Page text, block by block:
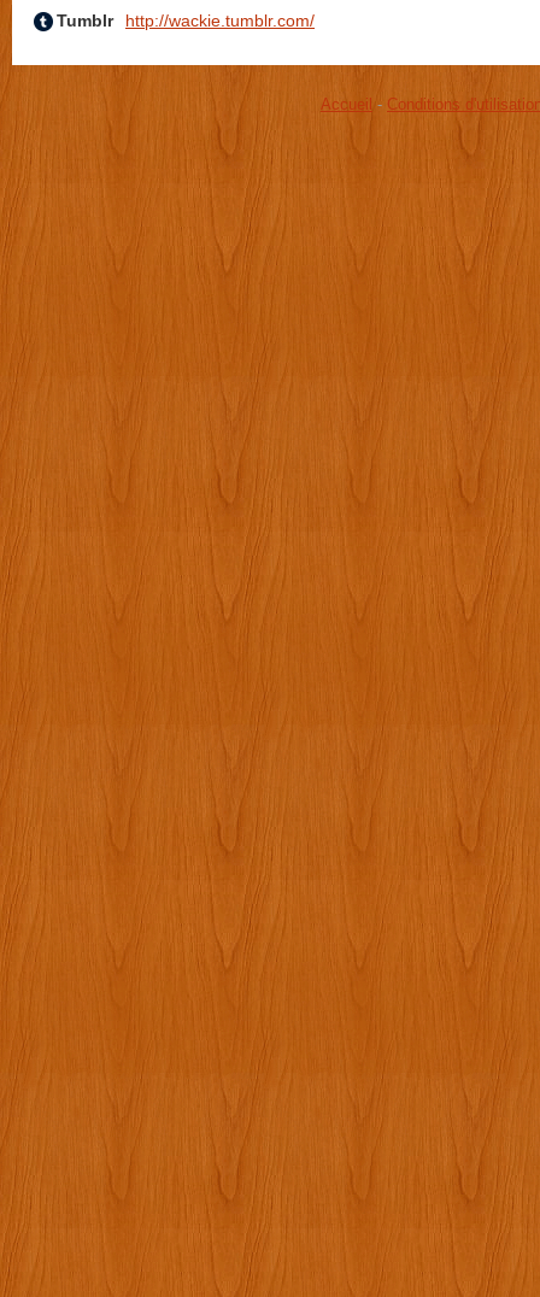
Tumblr
http://wackie.tumblr.com/
Accueil - Conditions